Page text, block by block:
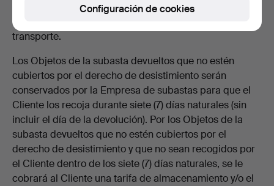
y está obligado a embalar y manipular el Objeto de la
subasta de tal manera que no sufra daños durante el
transporte.
Los Objetos de la subasta devueltos que no estén
cubiertos por el derecho de desistimiento serán
conservados por la Empresa de subastas para que el
Cliente los recoja durante siete (7) días naturales (sin
incluir el día de la devolución). Por los Objetos de la
subasta devueltos que no estén cubiertos por el
derecho de desistimiento y que no sean recogidos por
el Cliente dentro de los siete (7) días naturales, se le
cobrará al Cliente una tarifa de almacenamiento y/o el
Configuración de cookies